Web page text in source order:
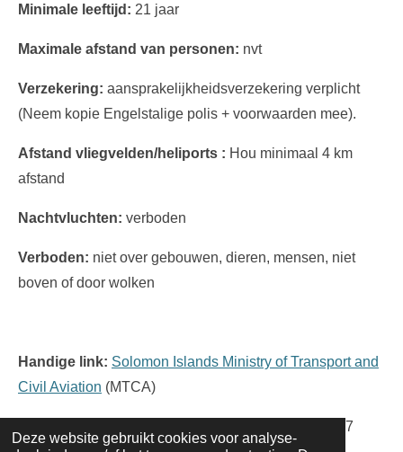
Deze website gebruikt cookies voor analyse-
Minimale leeftijd: 21 jaar
Maximale afstand van personen: nvt
Verzekering: aansprakelijkheidsverzekering verplicht
(Neem kopie Engelstalige polis + voorwaarden mee).
Afstand vliegvelden/heliports : Hou minimaal 4 km
afstand
Nachtvluchten: verboden
Verboden: niet over gebouwen, dieren, mensen, niet
boven of door wolken
Handige link: Solomon Islands Ministry of Transport and
Civil Aviation (MTCA)
/ +677